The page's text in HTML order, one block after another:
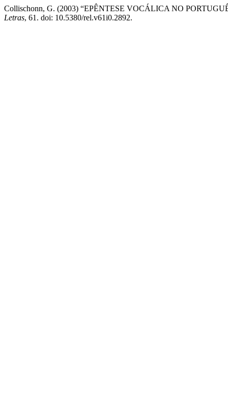
Collischonn, G. (2003) “EPÊNTESE VOCÁLICA NO
Letras, 61. doi: 10.5380/rel.v61i0.2892.